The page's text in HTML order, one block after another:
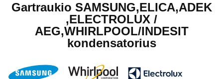
Gartraukio SAMSUNG,ELICA,ADEK
,ELECTROLUX /
AEG,WHIRLPOOL/INDESIT
kondensatorius